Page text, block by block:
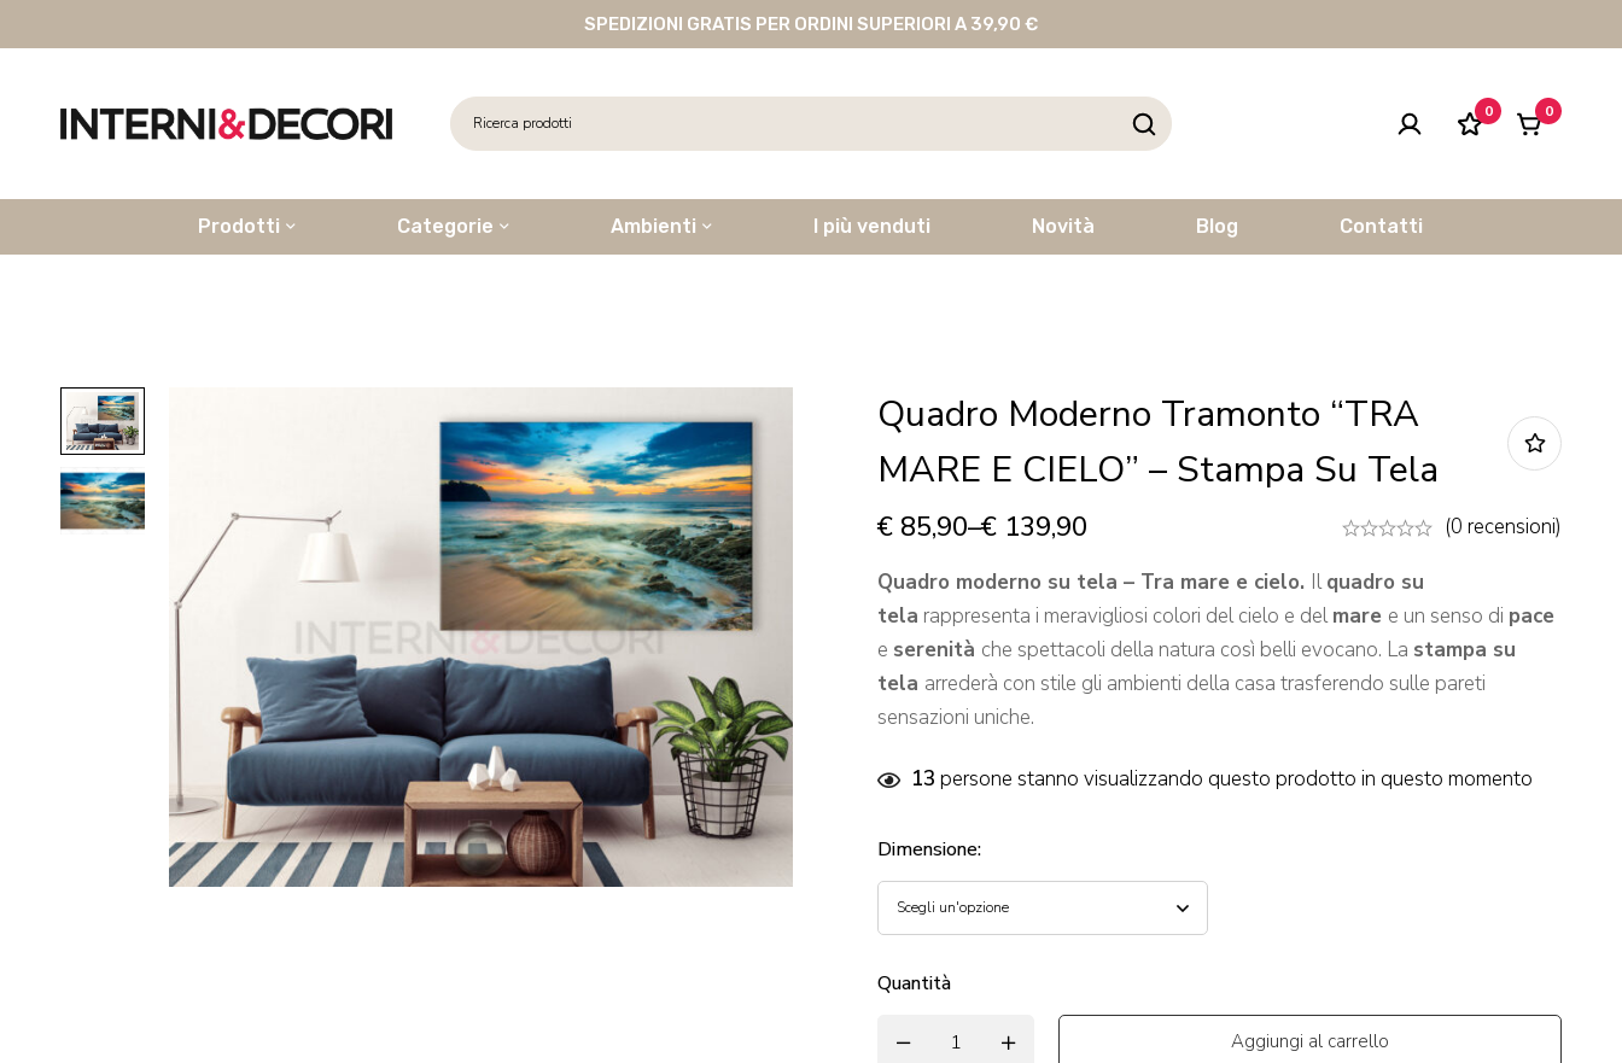
SPEDIZIONI GRATIS PER ORDINI SUPERIORI A 39,90 €
0 0
Prodotti Categorie Ambienti I più venduti Novità Blog Contatti
Quadro Moderno Tramonto “TRA
MARE E CIELO” – Stampa Su Tela
€ 85,90–€ 139,90
(0 recensioni)
Quadro moderno su tela – Tra mare e cielo. Ilquadro su
tela rappresenta i meravigliosi colori del cielo e delmare e un senso di pace
e serenità che spettacoli della natura così belli evocano. La stampa su
tela arrederà con stile gli ambienti della casa trasferendo sulle pareti
sensazioni uniche.
13 persone stanno visualizzando questo prodotto in questo momento
Dimensione:
Quantità
Aggiungi al carrello